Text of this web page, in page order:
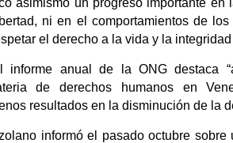
ni en el comportamientos de los
el derecho a la vida y la integridad
informe anual de la ONG destaca
de derechos humanos en
resultados en la disminución de la
informó el pasado octubre sobre